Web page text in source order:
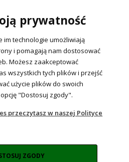
O nas
z nasionami RajOgrodnika.pl
| Czarnca, ul. Tęczowa 31, 29-100
Włoszczowa
WERSJĘ STRONY
Shoper Premium
prywatność
im technologie umożliwiają
i pomagają nam dostosować
Możesz zaakceptować
wszystkich tych plików i przejść
użycie plików do swoich
"Dostosuj zgody".
przeczytasz w naszej Polityce
ZGODY